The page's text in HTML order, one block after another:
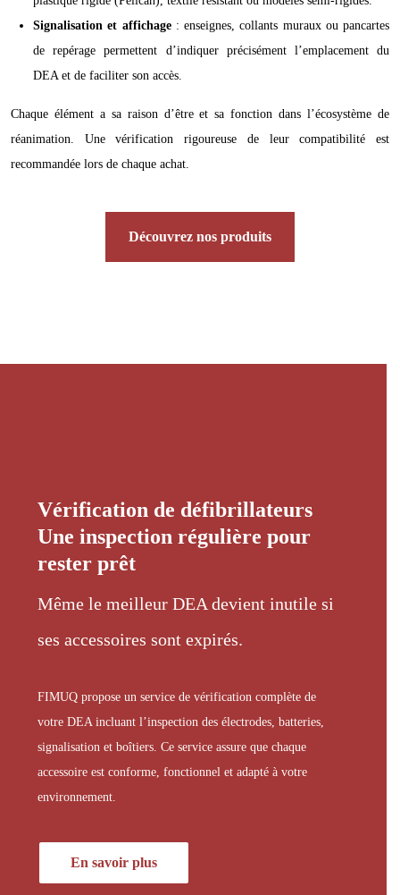
Signalisation et affichage: enseignes, collants muraux ou pancartes
de repérage permettent d’indiquer précisément l’emplacement du
DEA et de faciliter son accès.
Chaque élément a sa raison d’être et sa fonction dans l’écosystème de
réanimation. Une vérification rigoureuse de leur compatibilité est
recommandée lors de chaque achat.
Découvrez nos produits
Vérification de défibrillateurs
Une inspection régulière pour
rester prêt
Même le meilleur DEA devient inutile si
ses accessoires sont expirés.
FIMUQ propose un service de vérification complète de
votre DEA incluant l’inspection des électrodes, batteries,
signalisation et boîtiers. Ce service assure que chaque
accessoire est conforme, fonctionnel et adapté à votre
environnement.
En savoir plus